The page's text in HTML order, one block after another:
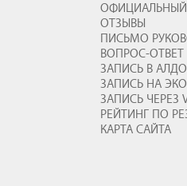
ОТЗЫВЫ
ПИСЬМО
ВОПРОС-ОТВЕТ
ЗАПИСЬ В АЛДО
ЗАПИСЬ НА ЭКО
ЗАПИСЬ ЧЕРЕЗ
РЕЙТИНГ ПО
КАРТА САЙТА